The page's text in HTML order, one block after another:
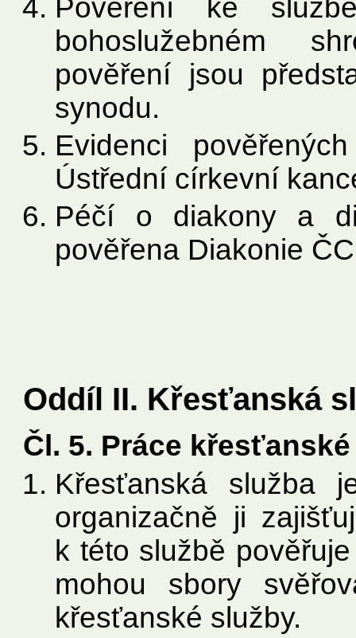
Pověření ke
bohoslužebném
pověření jsou
synodu.
Evidenci
Ústřední církevní
Péčí o diakony a
pověřena Diakonie
Oddíl II. Křesťanská
Čl. 5. Práce
Křesťanská služba
organizačně ji
k této službě
mohou sbory
křesťanské služby.